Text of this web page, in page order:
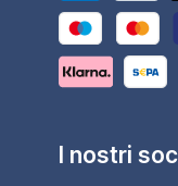
I nostri